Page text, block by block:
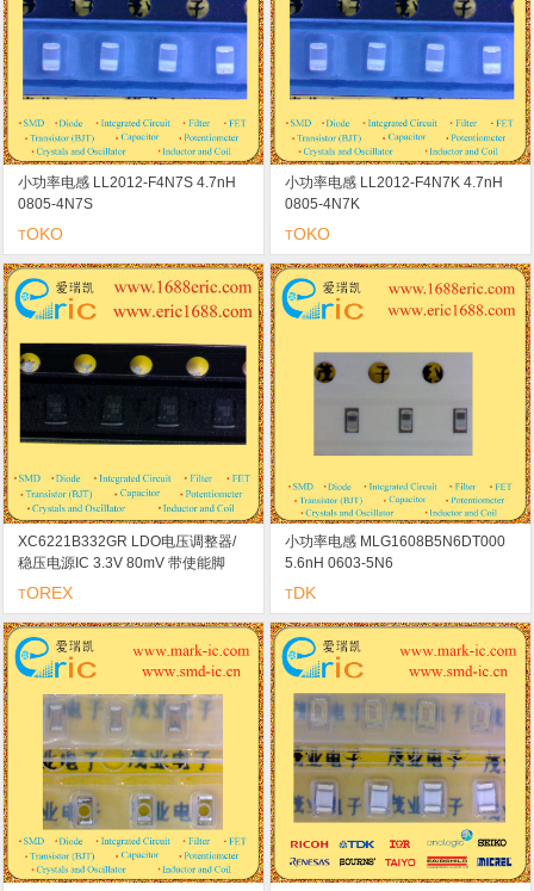
小功率电感 LL2012-F4N7S 4.7nH
0805-4N7S
TOKO
小功率电感 LL2012-F4N7K 4.7nH
0805-4N7K
TOKO
XC6221B332GR LDO电压调整器/
稳压电源IC 3.3V 80mV 带使能脚
EN/CE USP-4 marking/标记 3B2 短
TOREX
小功率电感 MLG1608B5N6DT000
5.6nH 0603-5N6
TDK